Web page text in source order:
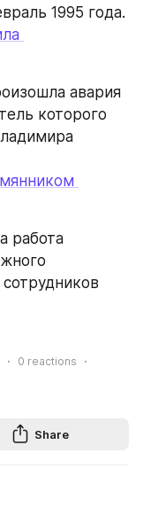
1995 года.
авария
которого
работа
0 reactions
Share